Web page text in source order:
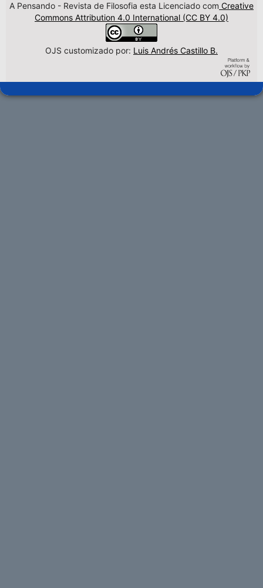
A Pensando - Revista de Filosofia esta Licenciado com Creative
Commons Attribution 4.0 International (CC BY 4.0)
OJS customizado por: Luis Andrés Castillo B.